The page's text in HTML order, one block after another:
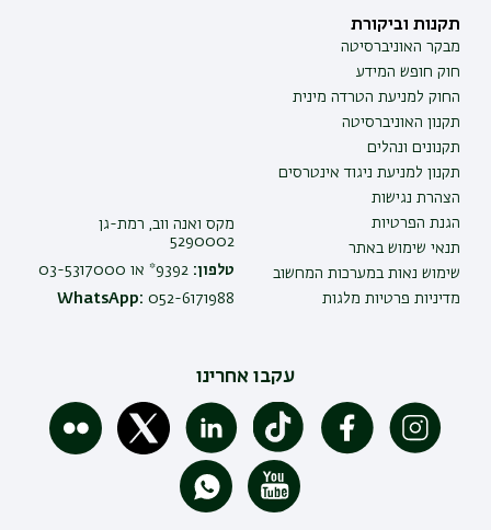
תקנות וביקורת
מבקר האוניברסיטה
חוק חופש המידע
החוק למניעת הטרדה מינית
תקנון האוניברסיטה
תקנונים ונהלים
תקנון למניעת ניגוד אינטרסים
הצהרת נגישות
הגנת הפרטיות
תנאי שימוש באתר
שימוש נאות במערכות המחשוב
מדיניות פרטיות מלגות
מקס ואנה ווב, רמת-גן
5290002
טלפון:
WhatsApp: 052-6171988
עקבו אחרינו